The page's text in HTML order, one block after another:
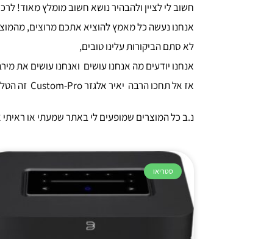
חשוב לי לציין ולהבהיר נושא חשוב מומלץ מאוד!
אנחנו נעשה כל מאמץ להוציא אתכם מרוצים,
לא סתם הביקורות עלינו טובים,
אנחנו יודעים מה אנחנו עושים ואנחנו עושים את
אז אל תחכו הרבה יאיר אלגזר Custom-Pro זה הטלפון בשבילכם חייגו עכשיו
נ.ב כל המוצרים שמופעים לי באתר שמעתי או
סטריאו